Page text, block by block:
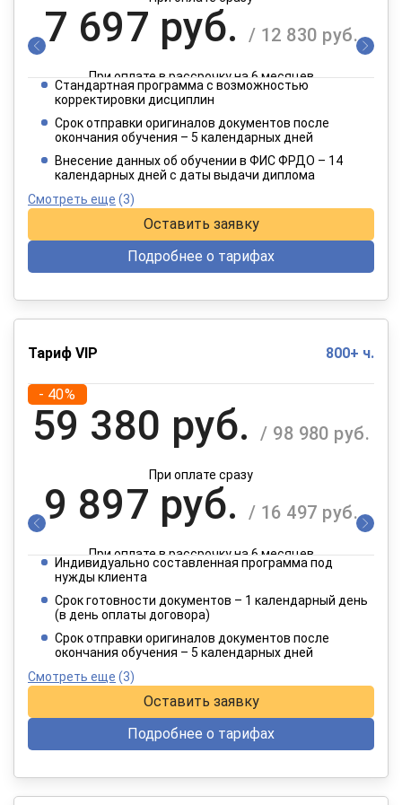
7 697 руб. / 12 830 руб.
При оплате в рассрочку на 6 месяцев
3 849 руб.
При оплате в рассрочку на 12 месяцев
Стандартная программа с возможностью
корректировки дисциплин
Срок отправки оригиналов документов после
окончания обучения – 5 календарных дней
Внесение данных об обучении в ФИС ФРДО – 14
календарных дней с даты выдачи диплома
Смотреть еще (3)
Оставить заявку
Подробнее о тарифах
Тариф VIP 800+ ч.
- 40%
59 380 руб. / 98 980 руб.
При оплате сразу
9 897 руб. / 16 497 руб.
При оплате в рассрочку на 6 месяцев
4 949 руб. / 8 249 руб.
При оплате в рассрочку на 12 месяцев
Индивидуально составленная программа под
нужды клиента
Срок готовности документов – 1 календарный день
(в день оплаты договора)
Срок отправки оригиналов документов после
окончания обучения – 5 календарных дней
Смотреть еще (3)
Оставить заявку
Подробнее о тарифах